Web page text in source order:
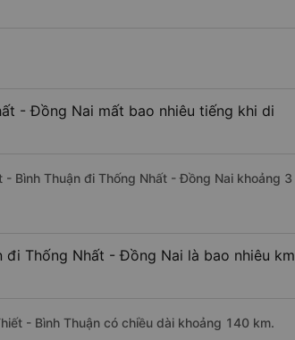
- Đồng Nai mất bao nhiêu tiếng khi di
Bình Thuận đi Thống Nhất - Đồng Nai khoảng 3
đi Thống Nhất - Đồng Nai là bao nhiêu km
- Bình Thuận có chiều dài khoảng 140 km.